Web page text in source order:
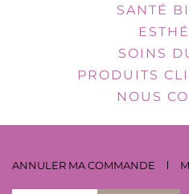
SANTÉ
SOINS
PRODUITS
NOUS
ANNULER MA COMMANDE